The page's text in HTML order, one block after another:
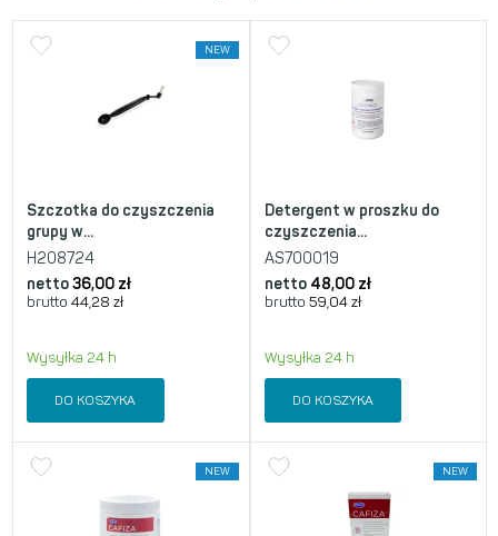
NEW
Szczotka do czyszczenia
grupy w...
H208724
netto36,00 zł
brutto 44,28 zł
Wysyłka 24 h
DO KOSZYKA
Detergent w proszku do
czyszczenia...
AS700019
netto 48,00 zł
brutto 59,04 zł
Wysyłka 24 h
DO KOSZYKA
NEW NEW